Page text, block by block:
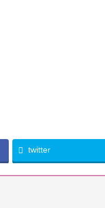
twitter